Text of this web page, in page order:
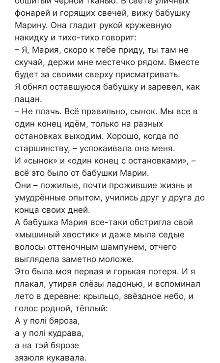
фонарей и горящих свечей, вижу бабушку
Марину. Она гладит рукой кружевную
накидку и тихо-тихо говорит:
– Я, Мария, скоро к тебе приду, ты там не
скучай, держи мне местечко рядом. Вместе
будет за своими сверху присматривать.
Я обнял оставшуюся бабушку и заревел, как
пацан.
– Не плачь. Всё правильно, сынок. Мы все в
один конец идём, только на разных
остановках выходим. Хорошо, когда по
старшинству, – успокаивала она меня.
И «сынок» и «один конец с остановками», –
всё это было от бабушки Марии.
Они – пожилые, почти прожившие жизнь и
умудрённые опытом, учились друг у друга до
конца своих дней.
А бабушка Мария все-таки обстригла свой
«мышиный хвостик» и даже мыла седые
волосы оттеночным шампунем, отчего
выглядела заметно моложе.
Это была моя первая и горькая потеря. И я
плакал, утирая слёзы ладонью, и вспоминал
лето в деревне: крыльцо, звёздное небо, и
голос родной, тёплый:
А у полi бяроза,
а у полi кудрава,
а на тэй бярозе
зязюля кукавала.